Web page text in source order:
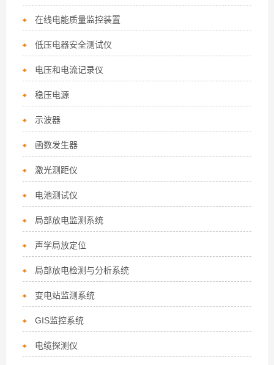
在线电能质量监控装置
低压电器安全测试仪
电压和电流记录仪
稳压电源
示波器
函数发生器
激光测距仪
电池测试仪
局部放电监测系统
声学局放定位
局部放电检测与分析系统
变电站监测系统
GIS监控系统
电缆探测仪